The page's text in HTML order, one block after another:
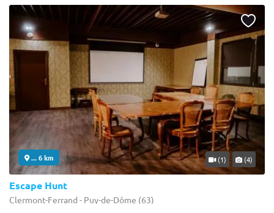
... 6 km (1) (4)
Escape Hunt
Clermont-Ferrand - Puy-de-Dôme (63)